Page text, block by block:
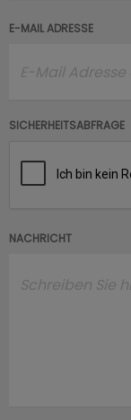
E-MAIL ADRESSE
SICHERHEITSABFRAGE
NACHRICHT